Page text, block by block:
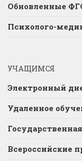
Обновленные
Психолого-
УЧАЩИМСЯ
Электронный
Удаленное
Всероссийские